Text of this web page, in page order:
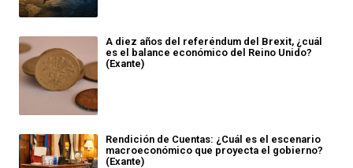
A diez años del referéndum del Brexit, ¿cuál
es el balance económico del Reino Unido?
(Exante)
Rendición de Cuentas: ¿Cuál es el escenario
macroeconómico que proyecta el gobierno?
(Exante)